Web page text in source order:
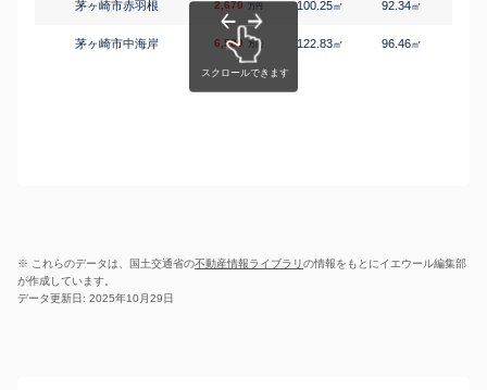
茅ヶ崎市赤羽根 2,670 万円 100.25㎡ 92.34㎡
茅ヶ崎市中海岸 6,580 万円 122.83㎡ 96.46㎡
※ これらのデータは、国土交通省の不動産情報ライブラリの情報をもとにイエウール編集部
が作成しています。
データ更新日: 2025年10月29日